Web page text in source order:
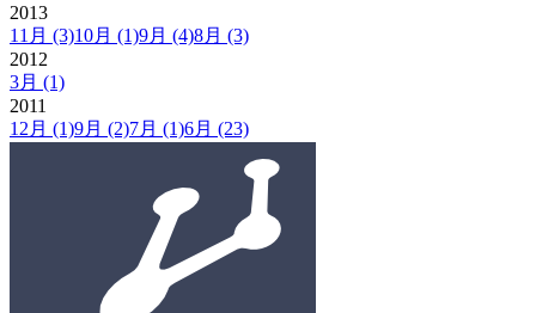
2013
11月 (3)10月 (1)9月 (4)8月 (3)
2012
3月 (1)
2011
12月 (1)9月 (2)7月 (1)6月 (23)